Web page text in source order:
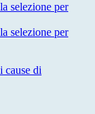
selezione per
selezione per
cause di